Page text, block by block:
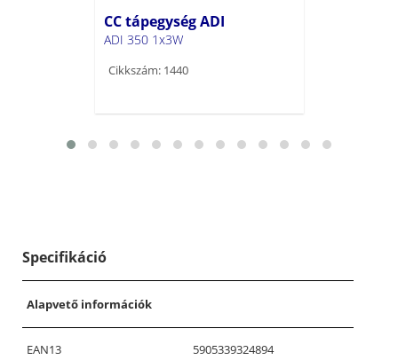
CC tápegység ADI
ADI 350 1x3W
Cikkszám: 1440
Specifikáció
Alapvető információk
EAN13 5905339324894